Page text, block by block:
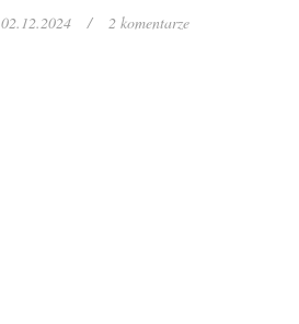
02.12.2024 / 2 komentarze